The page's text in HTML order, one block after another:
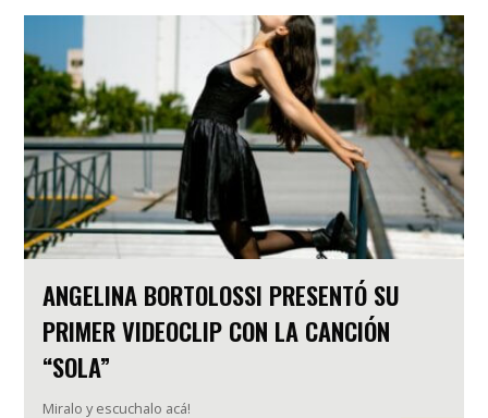
ANGELINA BORTOLOSSI PRESENTÓ SU
PRIMER VIDEOCLIP CON LA CANCIÓN
“SOLA”
Miralo y escuchalo acá!